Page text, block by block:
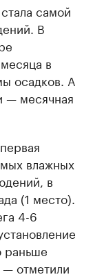
самой
В
в
осадков. А
— месячная
влажных
в
(1 место).
4-6
раньше
— отметили